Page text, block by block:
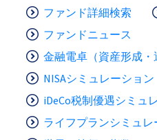
ファンド詳細検索
ファンドニュース
金融電卓（資産形成・
NISAシミュレーション
iDeCo税制優遇シミュ
ライフプランシミュレ